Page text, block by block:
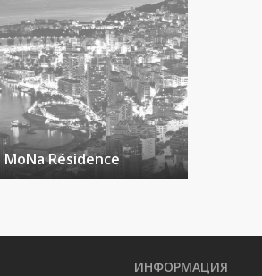
MoNa Résidence
ИНФОРМАЦИЯ